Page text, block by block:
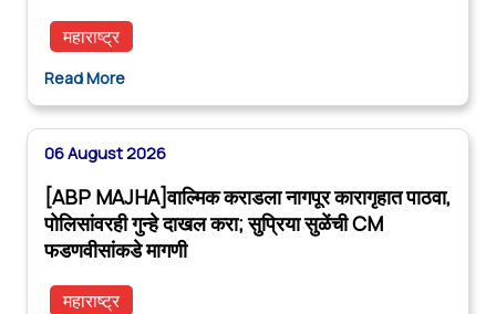
महाराष्ट्र
Read More
06 August 2026
[ABP MAJHA]वाल्मिक कराडला नागपूर कारागृहात पाठवा,
पोलिसांवरही गुन्हे दाखल करा; सुप्रिया सुळेंची CM
फडणवीसांकडे मागणी
महाराष्ट्र